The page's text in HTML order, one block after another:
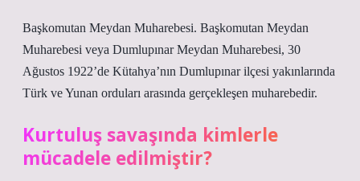
Başkomutan Meydan Muharebesi. Başkomutan Meydan
Muharebesi veya Dumlupınar Meydan Muharebesi, 30
Ağustos 1922’de Kütahya’nın Dumlupınar ilçesi yakınlarında
Türk ve Yunan orduları arasında gerçekleşen muharebedir.
Kurtuluş savaşında kimlerle
mücadele edilmiştir?